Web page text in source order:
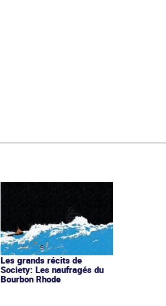
Les grands récits de
Society: Les naufragés du
Bourbon Rhode